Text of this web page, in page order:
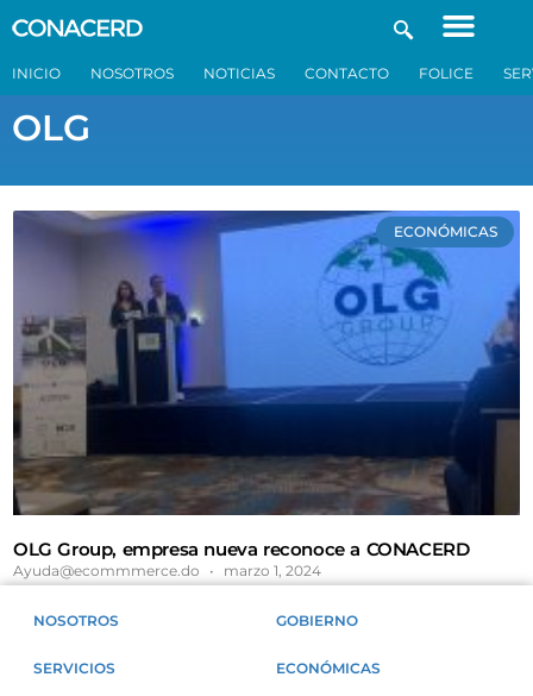
INICIO NOSOTROS NOTICIAS CONTACTO FOLICE
OLG
ECONÓMICAS
OLG Group, empresa nueva reconoce a CONACERD
Ayuda@ecommmerce.do marzo 1, 2024
NOSOTROS
SERVICIOS
GOBIERNO
ECONÓMICAS